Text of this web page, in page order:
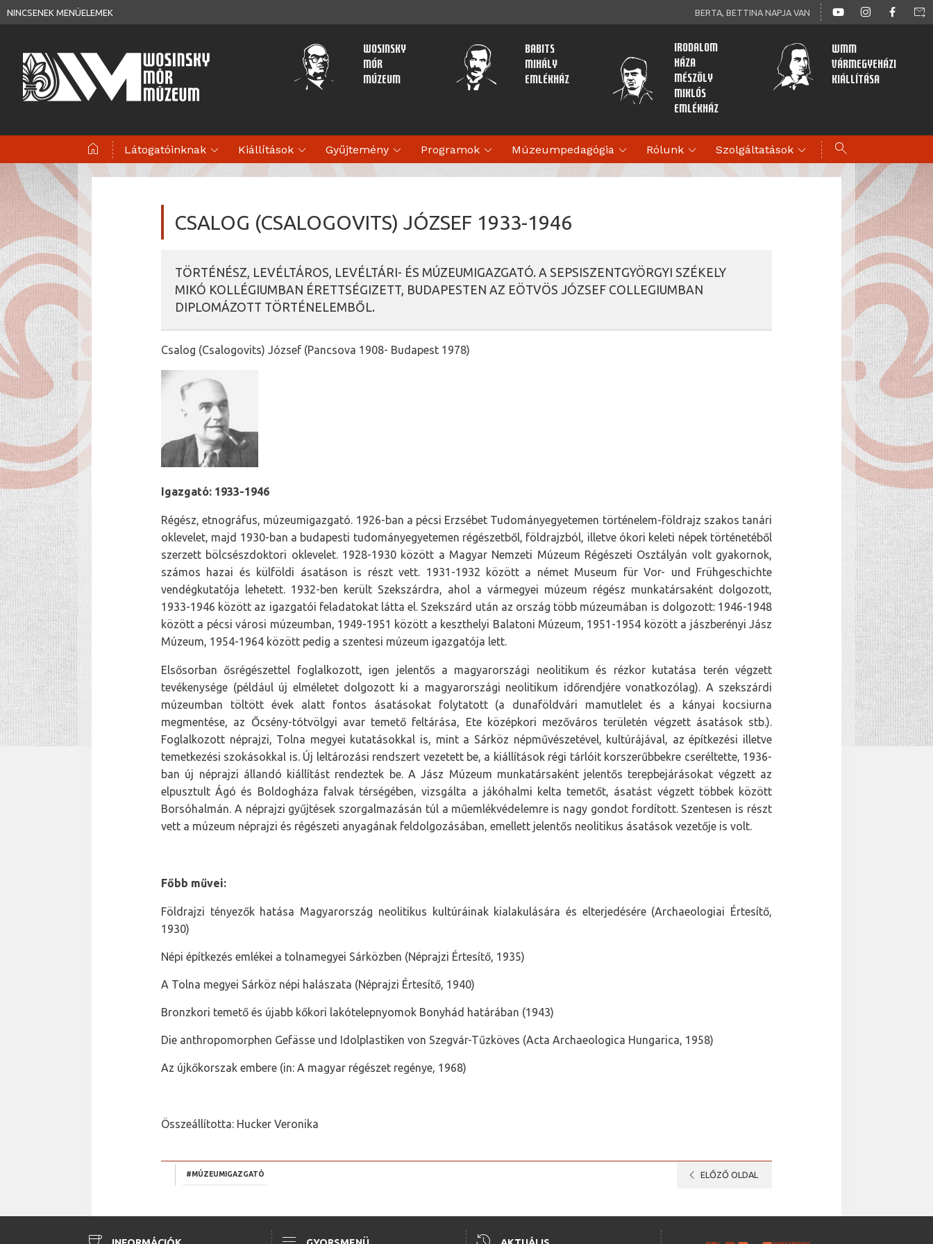
NINCSENEK MENÜELEMEK BERTA, BETTINA NAPJA VAN forward_to_inbox
Wosinsky
Mór
Múzeum
Babits
Mihály
Emlékház
Irodalom
Háza
Mészöly
Miklós
Emlékház
WMM
Vármegyeházi
kiállítása
home Látogatóinknak expand_more Kiállítások expand_more Gyűjtemény expand_more Programok expand_more Múzeumpedagógia expand_more Rólunk expand_more Szolgáltatások expand_more search
CSALOG (CSALOGOVITS) JÓZSEF 1933-1946
TÖRTÉNÉSZ, LEVÉLTÁROS, LEVÉLTÁRI- ÉS MÚZEUMIGAZGATÓ. A SEPSISZENTGYÖRGYI SZÉKELY
MIKÓ KOLLÉGIUMBAN ÉRETTSÉGIZETT, BUDAPESTEN AZ EÖTVÖS JÓZSEF COLLEGIUMBAN
DIPLOMÁZOTT TÖRTÉNELEMBŐL.
Csalog (Csalogovits) József (Pancsova 1908- Budapest 1978)
Igazgató: 1933-1946
Régész, etnográfus, múzeumigazgató. 1926-ban a pécsi Erzsébet Tudományegyetemen történelem-földrajz szakos tanári
oklevelet, majd 1930-ban a budapesti tudományegyetemen régészetből, földrajzból, illetve ókori keleti népek történetéből
szerzett bölcsészdoktori oklevelet. 1928-1930 között a Magyar Nemzeti Múzeum Régészeti Osztályán volt gyakornok,
számos hazai és külföldi ásatáson is részt vett. 1931-1932 között a német Museum für Vor- und Frühgeschichte
vendégkutatója lehetett. 1932-ben került Szekszárdra, ahol a vármegyei múzeum régész munkatársaként dolgozott,
1933-1946 között az igazgatói feladatokat látta el. Szekszárd után az ország több múzeumában is dolgozott: 1946-1948
között a pécsi városi múzeumban, 1949-1951 között a keszthelyi Balatoni Múzeum, 1951-1954 között a jászberényi Jász
Múzeum, 1954-1964 között pedig a szentesi múzeum igazgatója lett.
Elsősorban ősrégészettel foglalkozott, igen jelentős a magyarországi neolitikum és rézkor kutatása terén végzett
tevékenysége (például új elméletet dolgozott ki a magyarországi neolitikum időrendjére vonatkozólag). A szekszárdi
múzeumban töltött évek alatt fontos ásatásokat folytatott (a dunaföldvári mamutlelet és a kányai kocsiurna
megmentése, az Őcsény-tótvölgyi avar temető feltárása, Ete középkori mezőváros területén végzett ásatások stb.).
Foglalkozott néprajzi, Tolna megyei kutatásokkal is, mint a Sárköz népművészetével, kultúrájával, az építkezési illetve
temetkezési szokásokkal is. Új leltározási rendszert vezetett be, a kiállítások régi tárlóit korszerűbbekre cseréltette, 1936-
ban új néprajzi állandó kiállítást rendeztek be. A Jász Múzeum munkatársaként jelentős terepbejárásokat végzett az
elpusztult Ágó és Boldogháza falvak térségében, vizsgálta a jákóhalmi kelta temetőt, ásatást végzett többek között
Borsóhalmán. A néprajzi gyűjtések szorgalmazásán túl a műemlékvédelemre is nagy gondot fordított. Szentesen is részt
vett a múzeum néprajzi és régészeti anyagának feldolgozásában, emellett jelentős neolitikus ásatások vezetője is volt.
Főbb művei:
Földrajzi tényezők hatása Magyarország neolitikus kultúráinak kialakulására és elterjedésére (Archaeologiai Értesítő,
1930)
Népi építkezés emlékei a tolnamegyei Sárközben (Néprajzi Értesítő, 1935)
A Tolna megyei Sárköz népi halászata (Néprajzi Értesítő, 1940)
Bronzkori temető és újabb kőkori lakótelepnyomok Bonyhád határában (1943)
Die anthropomorphen Gefässe und Idolplastiken von Szegvár-Tűzköves (Acta Archaeologica Hungarica, 1958)
Az újkőkorszak embere (in: A magyar régészet regénye, 1968)
Összeállította: Hucker Veronika
#MÚZEUMIGAZGATÓ chevron_left ELŐZŐ OLDAL